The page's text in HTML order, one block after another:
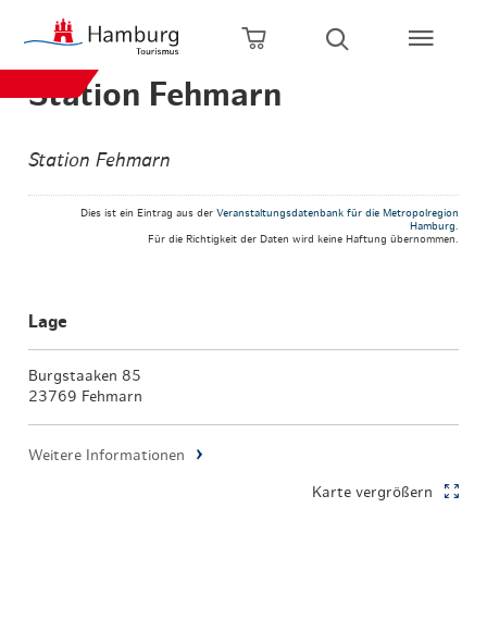
Zum Hauptinhalt springen
Zur Hauptnavigation springen
Zur Volltextsuche springen
Zum Footer springen
Warenkorb öffnen
Suche öffnen
Station Fehmarn
Station Fehmarn
Dies ist ein Eintrag aus der Veranstaltungsdatenbank für die Metropolregion
Hamburg.
Für die Richtigkeit der Daten wird keine Haftung übernommen.
Lage
Burgstaaken 85
23769 Fehmarn
Weitere Informationen
Karte vergrößern